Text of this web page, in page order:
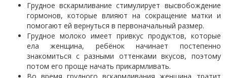
Грудное вскармливание стимулирует высвобождение
гормонов, которые влияют на сокращение матки и
помогают ей вернуться в первоначальный размер.
Грудное молоко имеет привкус продуктов, которые
ела женщина, ребёнок начинает постепенно
знакомиться с разными оттенками вкусов, поэтому
потом его проще начать прикармливать.